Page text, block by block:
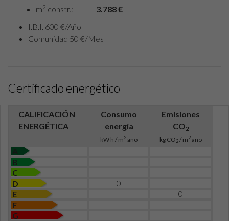
m2 constr.:
3.788 €
I.B.I. 600 €/Año
Comunidad 50 €/Mes
Certificado energético
CALIFICACIÓN
ENERGÉTICA
Consumo
energía
kW h / m2año
Emisiones
CO2
kg CO2/ m2año
A
B
C
D
0
E
0
F
G